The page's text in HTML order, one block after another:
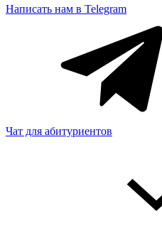
Написать нам в Telegram
Чат для абитуриентов